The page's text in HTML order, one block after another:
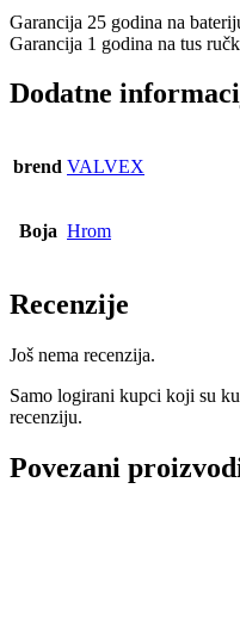
Garancija 25 godina na
Garancija 1 godina na tus
Dodatne
brend VALVEX
Boja Hrom
Recenzije
Još nema recenzija.
Samo logirani kupci koji su
recenziju.
Povezani